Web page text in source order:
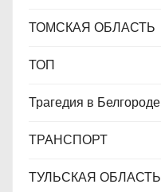
ТОМСКАЯ ОБЛАСТЬ
ТОП
Трагедия в Белгороде
ТРАНСПОРТ
ТУЛЬСКАЯ ОБЛАСТЬ